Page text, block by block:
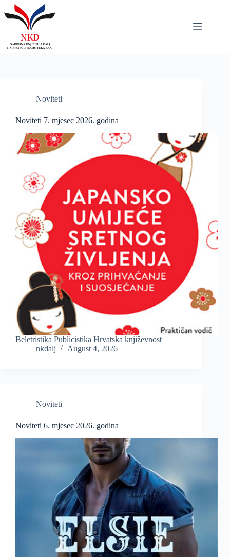
to
content
Noviteti
Noviteti 7. mjesec 2026. godina
Beletristika Publicistika Hrvatska književnost
nkdalj
August 4, 2026
Noviteti
Noviteti 6. mjesec 2026. godina